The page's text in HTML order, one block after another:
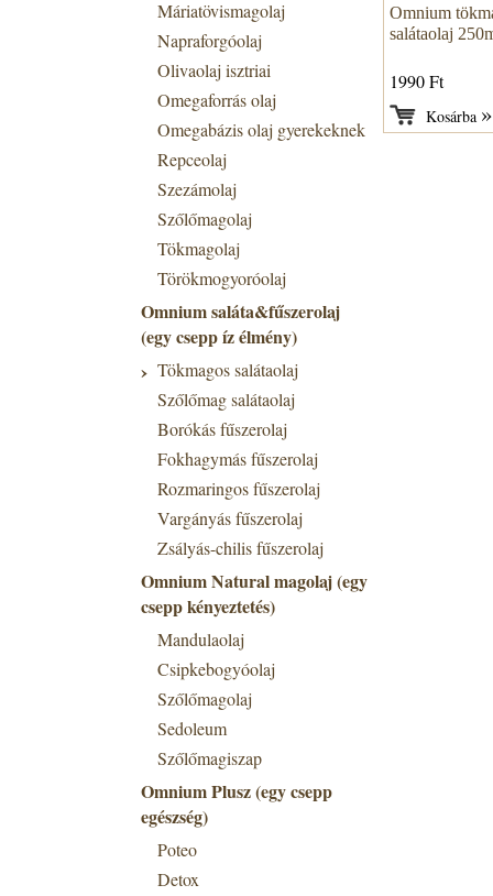
Máriatövismagolaj
Napraforgóolaj
Olivaolaj isztriai
Omegaforrás olaj
Omegabázis olaj gyerekeknek
Repceolaj
Szezámolaj
Szőlőmagolaj
Tökmagolaj
Törökmogyoróolaj
Omnium saláta&fűszerolaj
(egy csepp íz élmény)
Tökmagos salátaolaj
Szőlőmag salátaolaj
Borókás fűszerolaj
Fokhagymás fűszerolaj
Rozmaringos fűszerolaj
Vargányás fűszerolaj
Zsályás-chilis fűszerolaj
Omnium Natural magolaj (egy
csepp kényeztetés)
Mandulaolaj
Csipkebogyóolaj
Szőlőmagolaj
Sedoleum
Szőlőmagiszap
Omnium Plusz (egy csepp
egészség)
Poteo
Detox
Omnium
salátaolaj
1990 Ft
Kosárba »